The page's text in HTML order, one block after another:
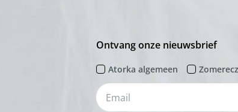
Ontvang onze nieuwsbrief
Atorka algemeen